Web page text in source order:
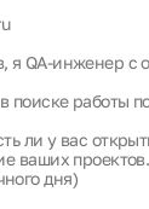
я QA-инженер с
работы
ли у вас
ваших проектов.
дня)